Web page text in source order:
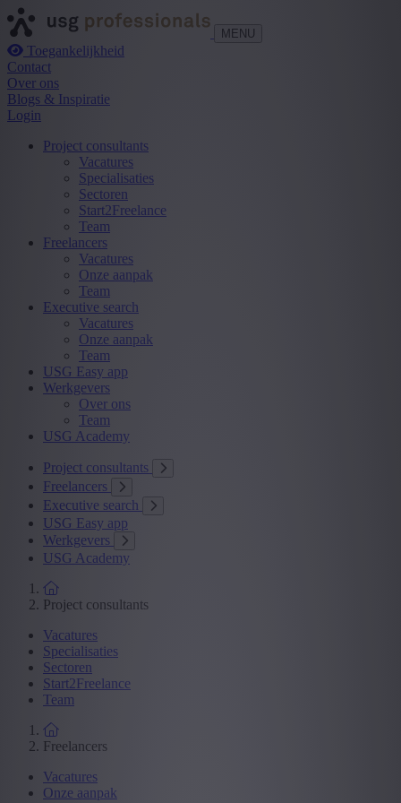
MENU
Toegankelijkheid
Contact
Over ons
Blogs & Inspiratie
Login
Project consultants
Vacatures
Specialisaties
Sectoren
Start2Freelance
Team
Freelancers
Vacatures
Onze aanpak
Team
Executive search
Vacatures
Onze aanpak
Team
USG Easy app
Werkgevers
Over ons
Team
USG Academy
Project consultants
Freelancers
Executive search
USG Easy app
Werkgevers
USG Academy
Project consultants
Vacatures
Specialisaties
Sectoren
Start2Freelance
Team
Freelancers
Vacatures
Onze aanpak